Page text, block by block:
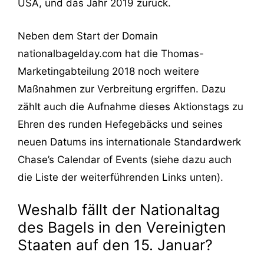
USA, und das Jahr 2019 zurück.
Neben dem Start der Domain
nationalbagelday.com hat die Thomas-
Marketingabteilung 2018 noch weitere
Maßnahmen zur Verbreitung ergriffen. Dazu
zählt auch die Aufnahme dieses Aktionstags zu
Ehren des runden Hefegebäcks und seines
neuen Datums ins internationale Standardwerk
Chase’s Calendar of Events (siehe dazu auch
die Liste der weiterführenden Links unten).
Weshalb fällt der Nationaltag
des Bagels in den Vereinigten
Staaten auf den 15. Januar?